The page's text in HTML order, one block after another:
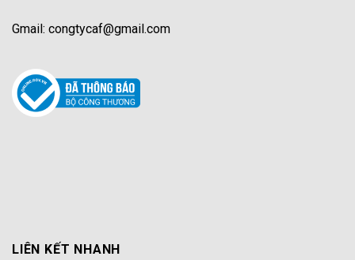
Gmail: congtycaf@gmail.com
LIÊN KẾT NHANH